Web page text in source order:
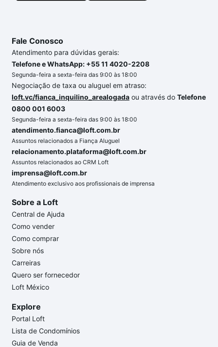
Fale Conosco
Atendimento para dúvidas gerais:
Telefone e WhatsApp: +55 11 4020-2208
Segunda-feira a sexta-feira das 9:00 às 18:00
Negociação de taxa ou aluguel em atraso:
loft.vc/fianca_inquilino_arealogada ou através do Telefone
0800 001 6003
Segunda-feira a sexta-feira das 9:00 às 18:00
atendimento.fianca@loft.com.br
Assuntos relacionados a Fiança Aluguel
relacionamento.plataforma@loft.com.br
Assuntos relacionados ao CRM Loft
imprensa@loft.com.br
Atendimento exclusivo aos profissionais de imprensa
Sobre a Loft
Central de Ajuda
Como vender
Como comprar
Sobre nós
Carreiras
Quero ser fornecedor
Loft México
Explore
Portal Loft
Lista de Condomínios
Guia de Venda